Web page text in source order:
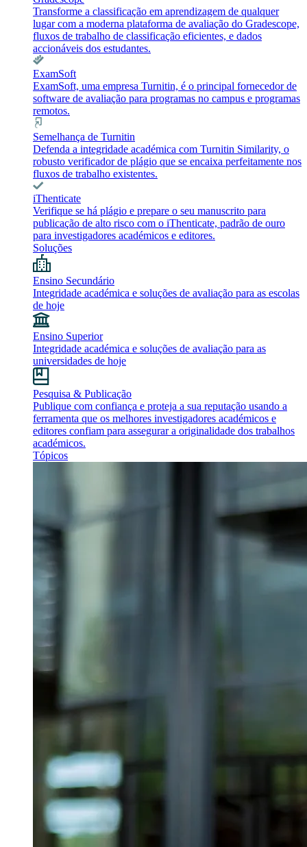
Transforme a classificação em aprendizagem de qualquer
lugar com a moderna plataforma de avaliação do Gradescope,
fluxos de trabalho de classificação eficientes, e dados
accionáveis dos estudantes.
ExamSoft
ExamSoft, uma empresa Turnitin, é o principal fornecedor de
software de avaliação para programas no campus e programas
remotos.
Semelhança de Turnitin
Defenda a integridade académica com Turnitin Similarity, o
robusto verificador de plágio que se encaixa perfeitamente nos
fluxos de trabalho existentes.
iThenticate
Verifique se há plágio e prepare o seu manuscrito para
publicação de alto risco com o iThenticate, padrão de ouro
para investigadores académicos e editores.
Soluções
Ensino Secundário
Integridade académica e soluções de avaliação para as escolas
de hoje
Ensino Superior
Integridade académica e soluções de avaliação para as
universidades de hoje
Pesquisa & Publicação
Publique com confiança e proteja a sua reputação usando a
ferramenta que os melhores investigadores académicos e
editores confiam para assegurar a originalidade dos trabalhos
académicos.
Tópicos